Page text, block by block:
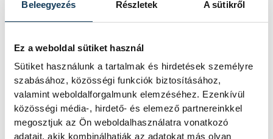
Beleegyezés Részletek A sütikről
Ez a weboldal sütiket használ
Sütiket használunk a tartalmak és hirdetések személyre
szabásához, közösségi funkciók biztosításához,
valamint weboldalforgalmunk elemzéséhez. Ezenkívül
közösségi média-, hirdető- és elemező partnereinkkel
megosztjuk az Ön weboldalhasználatra vonatkozó
adatait, akik kombinálhatják az adatokat más olyan
szerint a Hezbollah is olyan
használni ezeket, mint amilyet a Hamász
palesztin iszlamista terrorszervezet hajtott
végre tavaly október 7-én Izrael ellen.
Izraelben a kedd esti iráni rakétatámadás